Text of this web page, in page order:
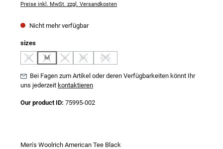
Preise inkl. MwSt. zzgl. Versandkosten
Nicht mehr verfügbar
sizesauswählen
S
(Diese Option ist zurzeit nicht verfügbar.)
M
(Diese Option ist zurzeit nicht verfügbar.)
L
(Diese Option ist zurzeit nicht verfügbar.)
XL
(Diese Option ist zurzeit nicht verfügbar.)
2XL
(Diese Option ist zurzeit nicht verfügbar.)
Bei Fagen zum Artikel oder deren Verfügbarkeiten könnt Ihr
uns jederzeit kontaktieren
Our product ID: 75995-002
Men's Woolrich American Tee Black